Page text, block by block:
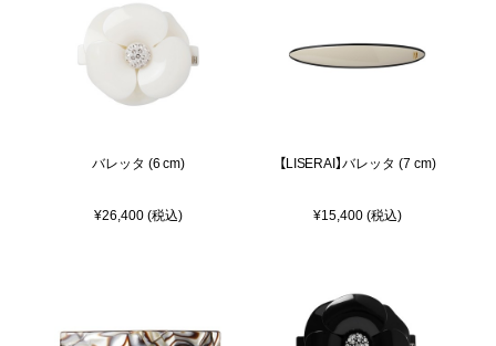
バレッタ (6 cm)
¥26,400 (税込)
【LISERAI】バレッタ (7 cm)
¥15,400 (税込)